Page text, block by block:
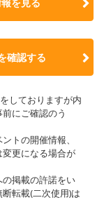
確認する
しておりますが内
にご確認のう
トの開催情報、
更になる場合が
掲載の許諾をい
転載(二次使用)は